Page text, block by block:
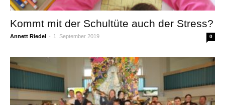
Kommt mit der Schultüte auch der Stress?
Annett Riedel - 1. September 2019 0